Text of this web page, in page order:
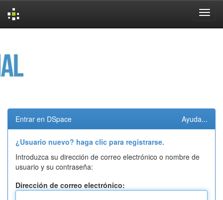
Entrar en DSpace Ayuda...
¿Usuario nuevo? haga clic para registrarse.
Introduzca su dirección de correo electrónico o nombre de
usuario y su contraseña:
Dirección de correo electrónico: